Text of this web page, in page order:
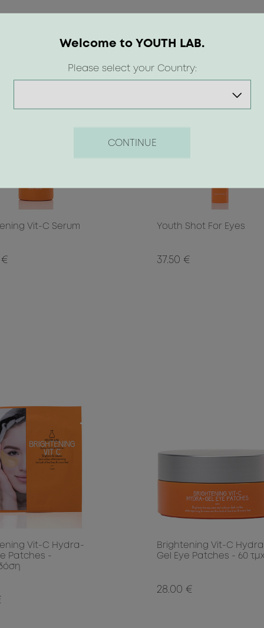
Vit-C Serum Youth Shot For Eyes
37.50 €
Vit-C Hydra-
Patches -
Brightening Vit-C
Gel Eye Patches - 60
28.00 €
Welcome to YOUTH LAB.
Please select your Country:
CONTINUE